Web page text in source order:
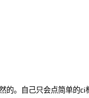
的。自己只会点简单的